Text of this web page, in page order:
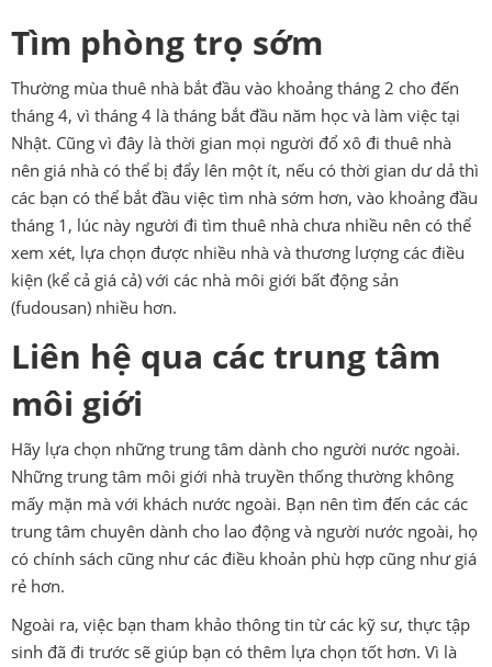
Tìm phòng trọ sớm
Thường mùa thuê nhà bắt đầu vào khoảng tháng 2 cho đến
tháng 4, vì tháng 4 là tháng bắt đầu năm học và làm việc tại
Nhật. Cũng vì đây là thời gian mọi người đổ xô đi thuê nhà
nên giá nhà có thể bị đẩy lên một ít, nếu có thời gian dư dả thì
các bạn có thể bắt đầu việc tìm nhà sớm hơn, vào khoảng đầu
tháng 1, lúc này người đi tìm thuê nhà chưa nhiều nên có thể
xem xét, lựa chọn được nhiều nhà và thương lượng các điều
kiện (kể cả giá cả) với các nhà môi giới bất động sản
(fudousan) nhiều hơn.
Liên hệ qua các trung tâm
môi giới
Hãy lựa chọn những trung tâm dành cho người nước ngoài.
Những trung tâm môi giới nhà truyền thống thường không
mấy mặn mà với khách nước ngoài. Bạn nên tìm đến các các
trung tâm chuyên dành cho lao động và người nước ngoài, họ
có chính sách cũng như các điều khoản phù hợp cũng như giá
rẻ hơn.
Ngoài ra, việc bạn tham khảo thông tin từ các kỹ sư, thực tập
sinh đã đi trước sẽ giúp bạn có thêm lựa chọn tốt hơn. Vì là